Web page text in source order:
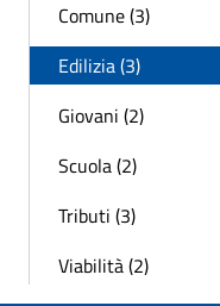
Comune (3)
Edilizia (3)
Giovani (2)
Scuola (2)
Tributi (3)
Viabilità (2)